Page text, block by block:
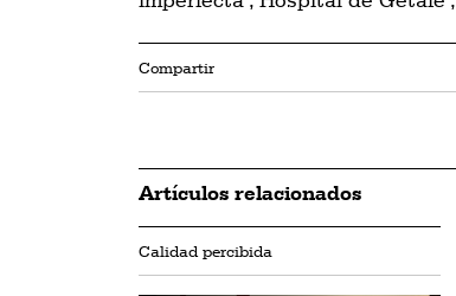
Compartir
Artículos relacionados
Calidad percibida